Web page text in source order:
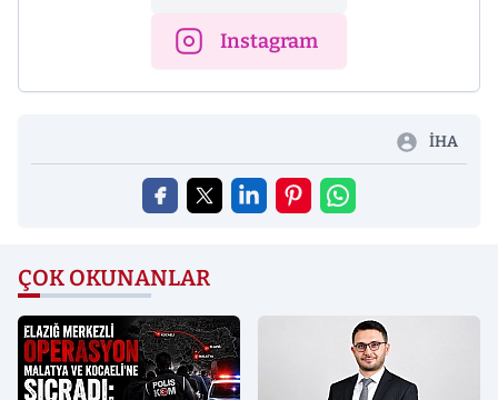
Instagram
İHA
ÇOK OKUNANLAR